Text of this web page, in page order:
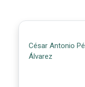
César Antonio
Álvarez